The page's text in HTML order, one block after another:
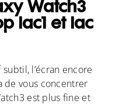
Watch3
lac1 et lac
l’écran encore
de vous concentrer
est plus fine et